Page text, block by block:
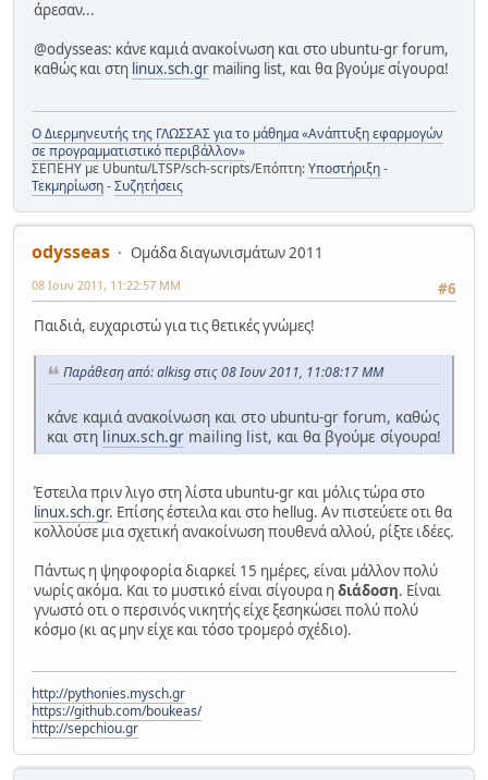
άρεσαν...
@odysseas: κάνε καμιά ανακοίνωση και στο ubuntu-gr forum,
καθώς και στη linux.sch.gr mailing list, και θα βγούμε σίγουρα!
Ο Διερμηνευτής της ΓΛΩΣΣΑΣ για το μάθημα «Ανάπτυξη εφαρμογών
σε προγραμματιστικό περιβάλλον»
ΣΕΠΕΗΥ με Ubuntu/LTSP/sch-scripts/Επόπτη:Υποστήριξη-
Τεκμηρίωση-Συζητήσεις
odysseas
Ομάδα διαγωνισμάτων 2011
#6
08 Ιουν 2011, 11:22:57 ΜΜ
Παιδιά, ευχαριστώ για τις θετικές γνώμες!
Παράθεση από: alkisg στις 08 Ιουν 2011, 11:08:17 ΜΜ
κάνε καμιά ανακοίνωση και στο ubuntu-gr forum, καθώς
και στη linux.sch.gr mailing list, και θα βγούμε σίγουρα!
Έστειλα πριν λιγο στη λίστα ubuntu-gr και μόλις τώρα στο
linux.sch.gr. Επίσης έστειλα και στο hellug. Αν πιστεύετε οτι θα
κολλούσε μια σχετική ανακοίνωση πουθενά αλλού, ρίξτε ιδέες.
Πάντως η ψηφοφορία διαρκεί 15 ημέρες, είναι μάλλον πολύ
νωρίς ακόμα. Και το μυστικό είναι σίγουρα ηδιάδοση. Είναι
γνωστό οτι ο περσινός νικητής είχε ξεσηκώσει πολύ πολύ
κόσμο (κι ας μην είχε και τόσο τρομερό σχέδιο).
http://pythonies.mysch.gr
https://github.com/boukeas/
http://sepchiou.gr